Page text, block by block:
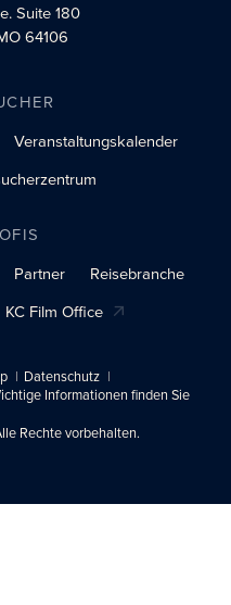
Suite 180
64106
Veranstaltungskalender
Partner
Reisebranche
KC Film Office
Datenschutz
Informationen finden Sie
Rechte vorbehalten.